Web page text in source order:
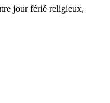
jour férié religieux,